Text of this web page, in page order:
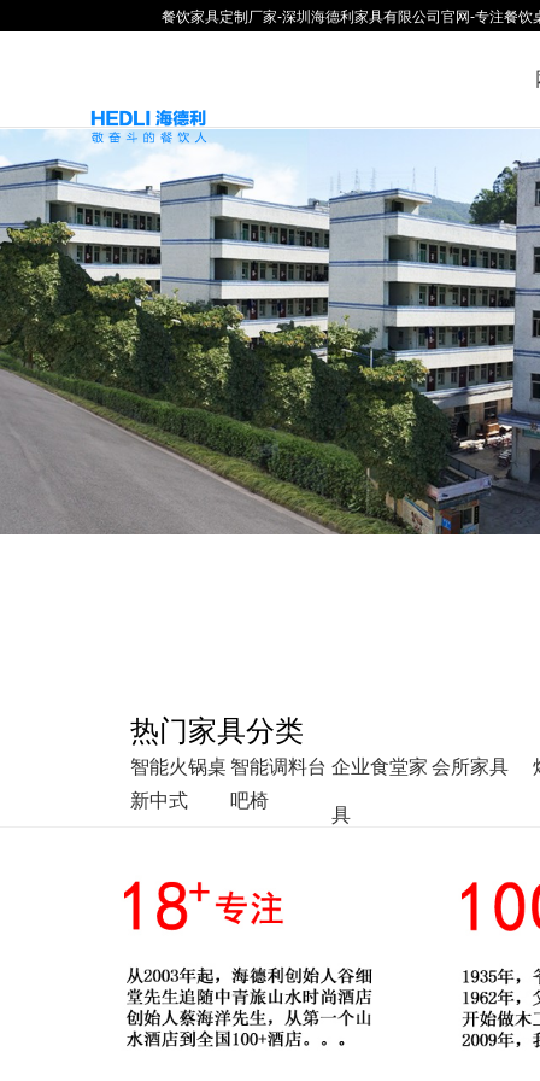
餐饮家具定制厂家-深圳海德利家具有限公司官网-专注餐饮
热门家具分类
智能火锅桌 智能调料台 企业食堂家
具
会所家具
新中式
吧椅